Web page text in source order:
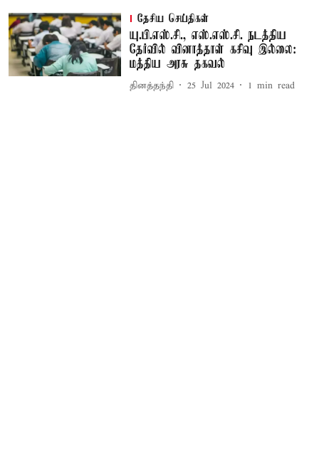
தேசிய செய்திகள்
யு.பி.எஸ்.சி., எஸ்.எஸ்.சி. நடத்திய
தேர்வில் வினாத்தாள் கசிவு இல்லை:
மத்திய அரசு தகவல்
தினத்தந்தி 25 Jul 2024 1 min read